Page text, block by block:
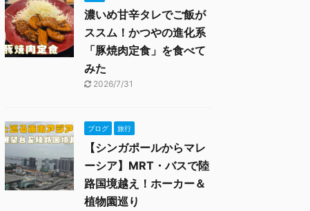
濃いめ甘辛タレでご飯が
ススム！かつやの進化系
「豚焼肉定食」を食べて
みた
2026/7/31
ブログ 旅行
【シンガポールからマレ
ーシア】MRT・バスで陸
路国境越え！ホーカー＆
植物園巡り